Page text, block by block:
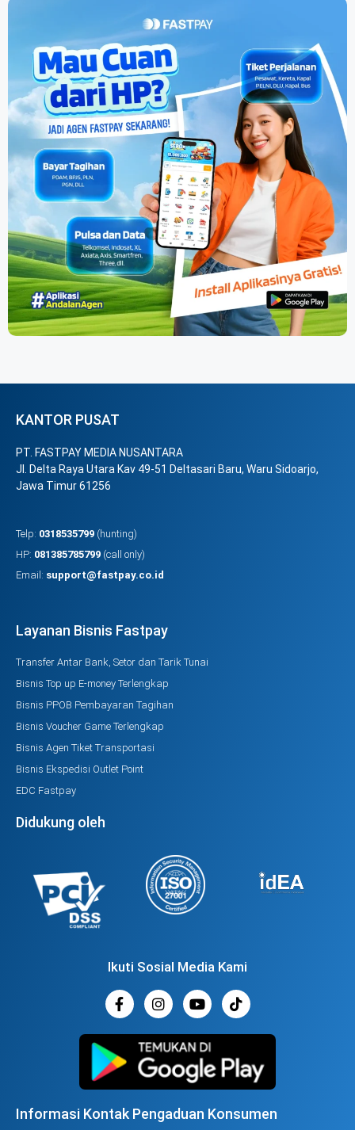
KANTOR PUSAT
PT. FASTPAY MEDIA NUSANTARA
Jl. Delta Raya Utara Kav 49-51 Deltasari Baru, Waru Sidoarjo,
Jawa Timur 61256
Telp: 0318535799 (hunting)
HP: 081385785799 (call only)
Email: support@fastpay.co.id
Layanan Bisnis Fastpay
Transfer Antar Bank, Setor dan Tarik Tunai
Bisnis Top up E-money Terlengkap
Bisnis PPOB Pembayaran Tagihan
Bisnis Voucher Game Terlengkap
Bisnis Agen Tiket Transportasi
Bisnis Ekspedisi Outlet Point
EDC Fastpay
Didukung oleh
Ikuti Sosial Media Kami
Informasi Kontak Pengaduan Konsumen